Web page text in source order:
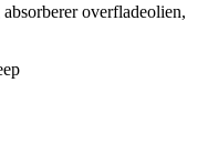
overfladeolien,